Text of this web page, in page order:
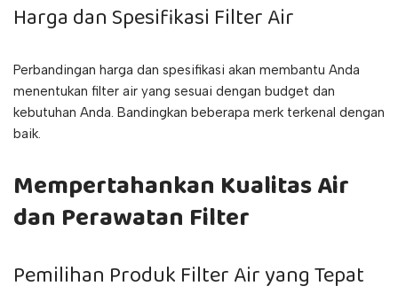
Harga dan Spesifikasi Filter Air
Perbandingan harga dan spesifikasi akan membantu Anda
menentukan filter air yang sesuai dengan budget dan
kebutuhan Anda. Bandingkan beberapa merk terkenal dengan
baik.
Mempertahankan Kualitas Air
dan Perawatan Filter
Pemilihan Produk Filter Air yang Tepat